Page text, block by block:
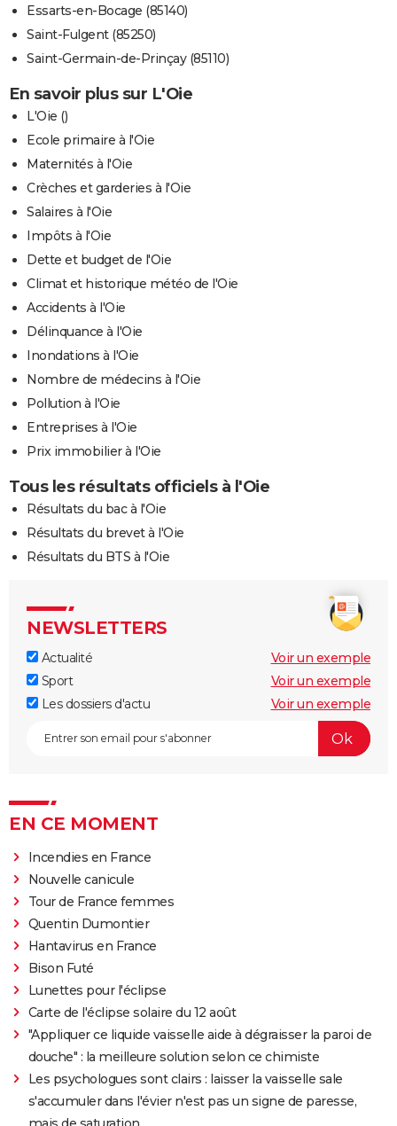
Essarts-en-Bocage (85140)
Saint-Fulgent (85250)
Saint-Germain-de-Prinçay (85110)
En savoir plus sur L'Oie
L'Oie ()
Ecole primaire à l'Oie
Maternités à l'Oie
Crèches et garderies à l'Oie
Salaires à l'Oie
Impôts à l'Oie
Dette et budget de l'Oie
Climat et historique météo de l'Oie
Accidents à l'Oie
Délinquance à l'Oie
Inondations à l'Oie
Nombre de médecins à l'Oie
Pollution à l'Oie
Entreprises à l'Oie
Prix immobilier à l'Oie
Tous les résultats officiels à l'Oie
Résultats du bac à l'Oie
Résultats du brevet à l'Oie
Résultats du BTS à l'Oie
NEWSLETTERS
Actualité
Voir un exemple
Sport
Voir un exemple
Les dossiers d'actu
Voir un exemple
EN CE MOMENT
Incendies en France
Nouvelle canicule
Tour de France femmes
Quentin Dumontier
Hantavirus en France
Bison Futé
Lunettes pour l'éclipse
Carte de l'éclipse solaire du 12 août
"Appliquer ce liquide vaisselle aide à dégraisser la paroi de
douche" : la meilleure solution selon ce chimiste
Les psychologues sont clairs : laisser la vaisselle sale
s'accumuler dans l'évier n'est pas un signe de paresse,